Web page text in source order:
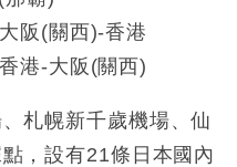
阪(關西)-香港
港-大阪(關西)
札幌新千歲機場、仙
，設有21條日本國內